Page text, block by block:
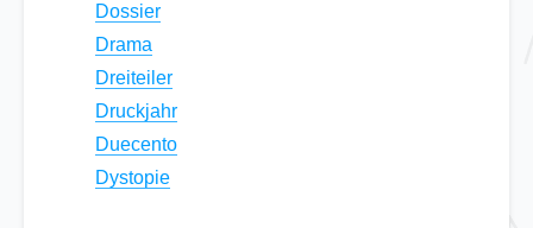
Dossier
Drama
Dreiteiler
Druckjahr
Duecento
Dystopie